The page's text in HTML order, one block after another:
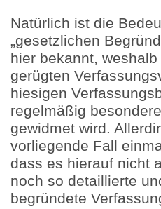
Natürlich ist die
„gesetzlichen
hier bekannt,
gerügten
hiesigen
regelmäßig
gewidmet wird.
vorliegende Fall
dass es hierauf nicht
noch so detaillierte
begründete